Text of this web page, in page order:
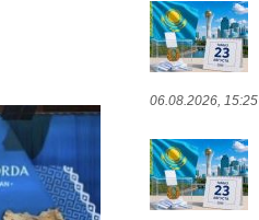
06.08.2026, 15:25